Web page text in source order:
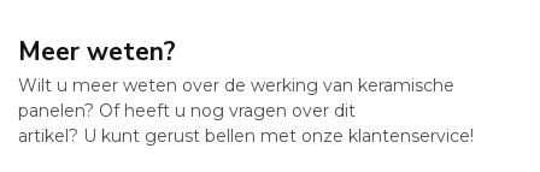
Meer weten?
Wilt u meer weten over de werking van keramische
panelen? Of heeft u nog vragen over dit
artikel? U kunt gerust bellen met onze klantenservice!